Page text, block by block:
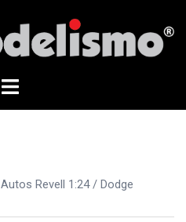
Alternar
Autos Revell 1:24/ Dodge